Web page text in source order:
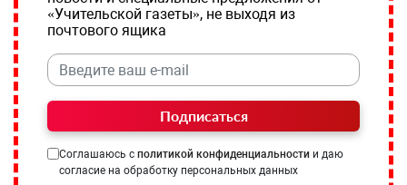
«Учительской газеты», не выходя из
почтового ящика
Подписаться
Соглашаюсь с политикой конфиденциальности и даю
согласие на обработку персональных данных